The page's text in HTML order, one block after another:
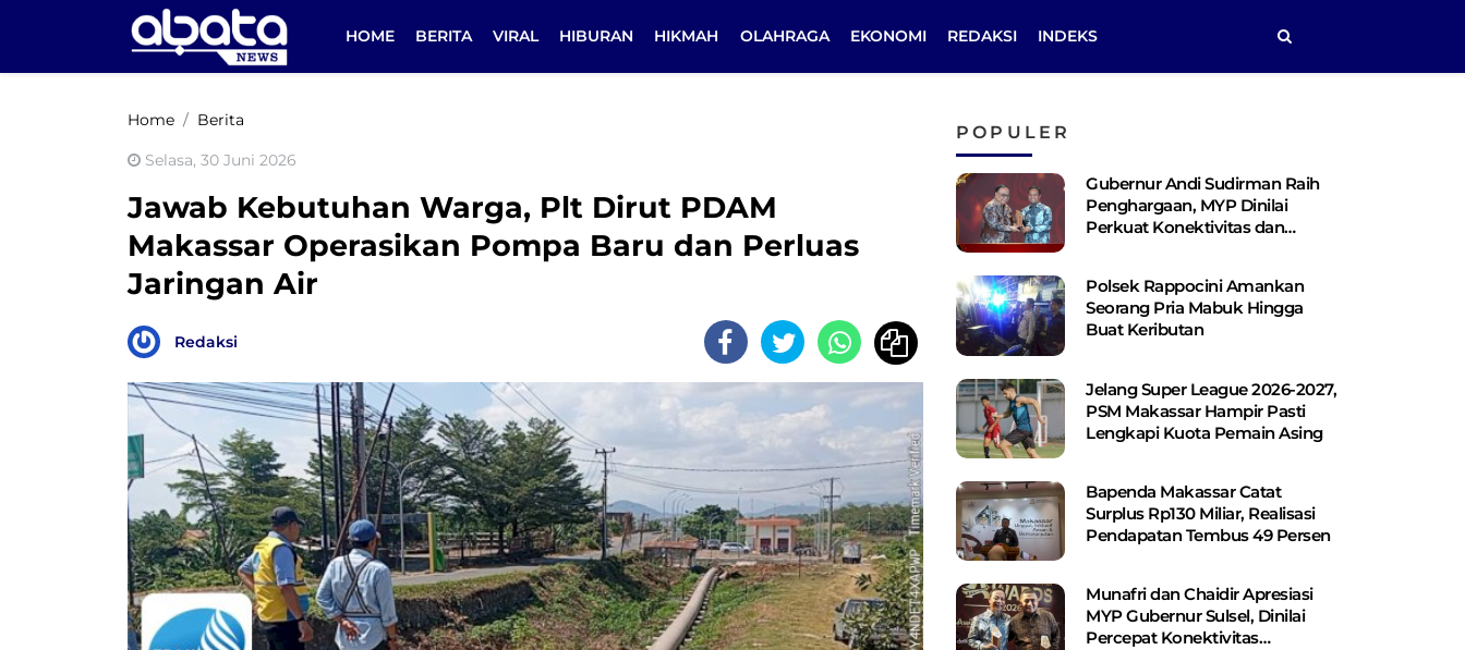
HOME BERITA VIRAL HIBURAN HIKMAH OLAHRAGA EKONOMI REDAKSI INDEKS
Home Berita
Selasa, 30 Juni 2026
Jawab Kebutuhan Warga, Plt Dirut PDAM
Makassar Operasikan Pompa Baru dan Perluas
Jaringan Air
Redaksi
POPULER
Gubernur Andi Sudirman Raih
Penghargaan, MYP Dinilai
Perkuat Konektivitas dan
Polsek Rappocini Amankan
Seorang Pria Mabuk Hingga
Buat Keributan
Jelang Super League 2026-2027,
PSM Makassar Hampir Pasti
Lengkapi Kuota Pemain Asing
Bapenda Makassar Catat
Surplus Rp130 ​​Miliar, Realisasi
Pendapatan Tembus 49 Persen
Munafri dan Chaidir Apresiasi
MYP Gubernur Sulsel, Dinilai
Percepat Konektivitas